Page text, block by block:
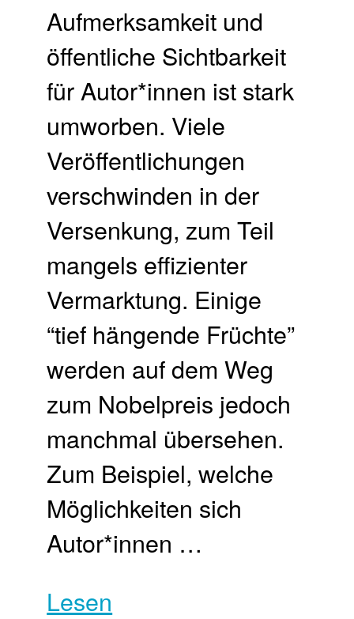
Aufmerksamkeit und
öffentliche Sichtbarkeit
für Autor*innen ist stark
umworben. Viele
Veröffentlichungen
verschwinden in der
Versenkung, zum Teil
mangels effizienter
Vermarktung. Einige
“tief hängende Früchte”
werden auf dem Weg
zum Nobelpreis jedoch
manchmal übersehen.
Zum Beispiel, welche
Möglichkeiten sich
Autor*innen …
Lesen